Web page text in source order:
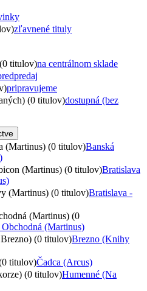
zľavnené tituly
titulov)na centrálnom sklade
pripravujeme
(0 titulov)dostupná (bez
(Martinus) (0 titulov)Banská
(Martinus) (0 titulov)Bratislava
(Martinus) (0 titulov)Bratislava -
(Martinus) (0
(Martinus)
(0 titulov)Brezno (Knihy
titulov)Čadca (Arcus)
(0 titulov)Humenné (Na